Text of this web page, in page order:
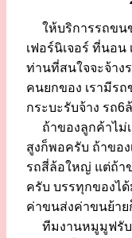
ให้บริการรถขนข
เฟอร์นิเจอร์ ที่นอน
ท่านที่สนใจจะจ้าง
คนยกของ เรามีร
กระบะรับจ้าง รถ6
ถ้าของลูกค้าไม่เ
สูงก็พอครับ ถ้าขอ
รถสี่ล้อใหญ่ แต่ถ้า
ครับ บรรทุกของไ
ค่าขนส่งค่าขนย้าย
ทีมงานหมูมูฟรับ